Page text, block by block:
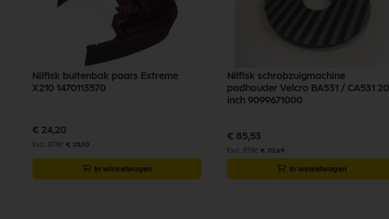
Nilfisk buitenbak paars Extreme
X210 1470113570
€ 24,20
€ 20,00
In winkelwagen
Nilfisk schrobzuigmachine
padhouder Velcro BA531 / CA531 20
inch 9099671000
€ 85,53
€ 70,69
In winkelwagen